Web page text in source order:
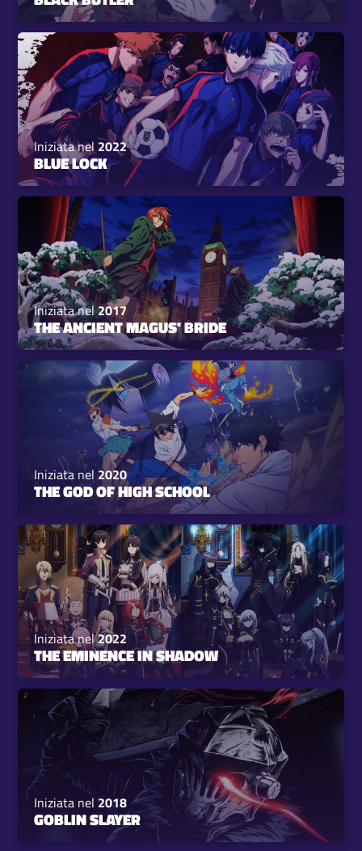
Iniziata nel2022
BLUE LOCK
Iniziata nel2017
THE ANCIENT MAGUS' BRIDE
Iniziata nel2020
THE GOD OF HIGH SCHOOL
Iniziata nel2022
THE EMINENCE IN SHADOW
Iniziata nel 2018
GOBLIN SLAYER